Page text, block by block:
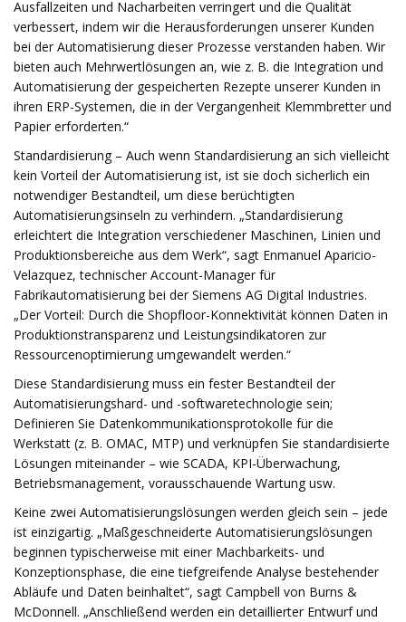
Ausfallzeiten und Nacharbeiten verringert und die Qualität
verbessert, indem wir die Herausforderungen unserer Kunden
bei der Automatisierung dieser Prozesse verstanden haben. Wir
bieten auch Mehrwertlösungen an, wie z. B. die Integration und
Automatisierung der gespeicherten Rezepte unserer Kunden in
ihren ERP-Systemen, die in der Vergangenheit Klemmbretter und
Papier erforderten.“
Standardisierung – Auch wenn Standardisierung an sich vielleicht
kein Vorteil der Automatisierung ist, ist sie doch sicherlich ein
notwendiger Bestandteil, um diese berüchtigten
Automatisierungsinseln zu verhindern. „Standardisierung
erleichtert die Integration verschiedener Maschinen, Linien und
Produktionsbereiche aus dem Werk“, sagt Enmanuel Aparicio-
Velazquez, technischer Account-Manager für
Fabrikautomatisierung bei der Siemens AG Digital Industries.
„Der Vorteil: Durch die Shopfloor-Konnektivität können Daten in
Produktionstransparenz und Leistungsindikatoren zur
Ressourcenoptimierung umgewandelt werden.“
Diese Standardisierung muss ein fester Bestandteil der
Automatisierungshard- und -softwaretechnologie sein;
Definieren Sie Datenkommunikationsprotokolle für die
Werkstatt (z. B. OMAC, MTP) und verknüpfen Sie standardisierte
Lösungen miteinander – wie SCADA, KPI-Überwachung,
Betriebsmanagement, vorausschauende Wartung usw.
Keine zwei Automatisierungslösungen werden gleich sein – jede
ist einzigartig. „Maßgeschneiderte Automatisierungslösungen
beginnen typischerweise mit einer Machbarkeits- und
Konzeptionsphase, die eine tiefgreifende Analyse bestehender
Abläufe und Daten beinhaltet“, sagt Campbell von Burns &
McDonnell. „Anschließend werden ein detaillierter Entwurf und